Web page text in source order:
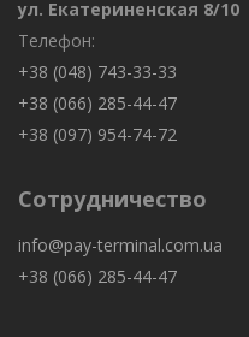
ул. Екатериненская 8/10
Телефон:
+38 (048) 743-33-33
+38 (066) 285-44-47
+38 (097) 954-74-72
Сотрудничество
info@pay-terminal.com.ua
+38 (066) 285-44-47